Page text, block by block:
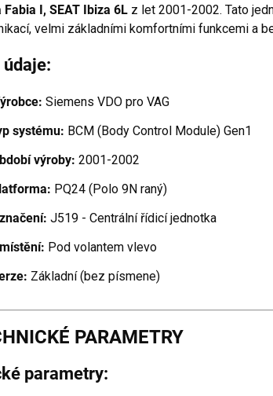
Fabia I, SEAT Ibiza 6L z let 2001-2002. Tato
velmi základními komfortními funkcemi a
Siemens VDO pro VAG
systému: BCM (Body Control Module) Gen1
výroby: 2001-2002
PQ24 (Polo 9N raný)
J519 - Centrální řídicí jednotka
Pod volantem vlevo
Základní (bez písmene)
PARAMETRY
parametry: